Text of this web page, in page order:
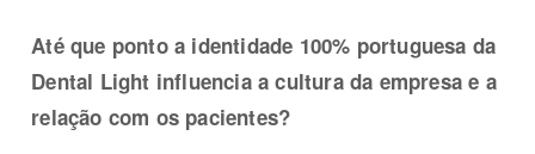
Até que ponto a identidade 100% portuguesa da
Dental Light influencia a cultura da empresa e a
relação com os pacientes?